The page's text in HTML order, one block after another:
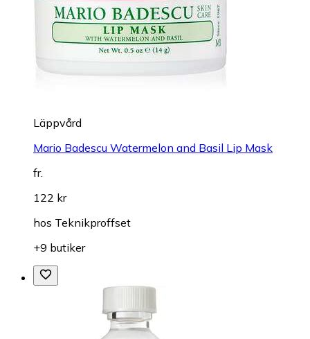
Läppvård
Mario Badescu Watermelon and Basil Lip Mask
fr.
122 kr
hos Teknikproffset
+9 butiker